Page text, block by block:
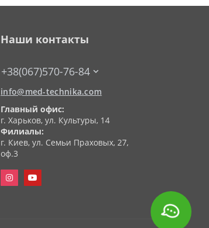
Наши контакты
+38(067)570-76-84
info@med-technika.com
Главный офис:
г. Харьков, ул. Культуры, 14
Филиалы:
г. Киев, ул. Семьи Праховых, 27,
оф.3